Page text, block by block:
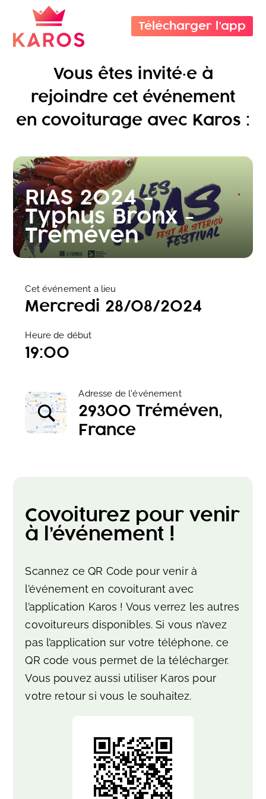
Télécharger l'app
Vous êtes invité·e à
rejoindre cet événement
en covoiturage avec Karos :
RIAS 2024 -
Typhus Bronx -
Tréméven
Cet événement a lieu
Mercredi 28/08/2024
Heure de début
19:00
Adresse de l'événement
29300 Tréméven,
France
Covoiturez pour venir
à l’événement !
Scannez ce QR Code pour venir à
l’événement en covoiturant avec
l’application Karos ! Vous verrez les autres
covoitureurs disponibles. Si vous n’avez
pas l’application sur votre téléphone, ce
QR code vous permet de la télécharger.
Vous pouvez aussi utiliser Karos pour
votre retour si vous le souhaitez.